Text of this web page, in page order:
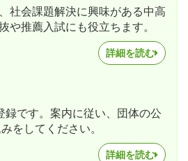
社会課題解決に興味がある中高
や推薦入試にも役立ちます。
詳細を読む
録です。案内に従い、団体の公
をしてください。
詳細を読む